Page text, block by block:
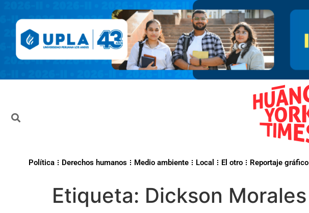
Política Derechos humanos Medio ambiente Local El otro Reportaje gráfico
Etiqueta: Dickson Morales